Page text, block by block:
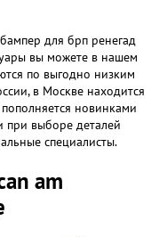
для брп ренегад
вы можете в нашем
по выгодно низким
в Москве находится
новинками
при выборе деталей
специалисты.
am